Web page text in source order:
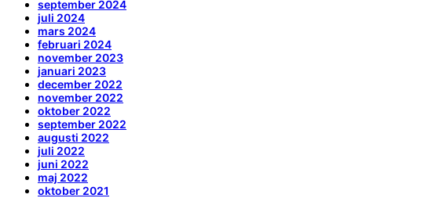
september 2024
juli 2024
mars 2024
februari 2024
november 2023
januari 2023
december 2022
november 2022
oktober 2022
september 2022
augusti 2022
juli 2022
juni 2022
maj 2022
oktober 2021